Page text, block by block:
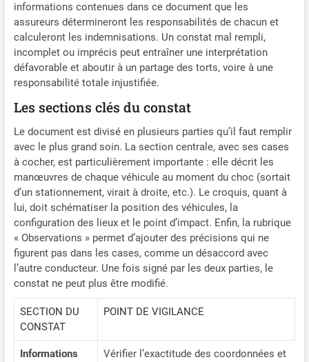
informations contenues dans ce document que les
assureurs détermineront les responsabilités de chacun et
calculeront les indemnisations. Un constat mal rempli,
incomplet ou imprécis peut entraîner une interprétation
défavorable et aboutir à un partage des torts, voire à une
responsabilité totale injustifiée.
Les sections clés du constat
Le document est divisé en plusieurs parties qu’il faut remplir
avec le plus grand soin. La section centrale, avec ses cases
à cocher, est particulièrement importante : elle décrit les
manœuvres de chaque véhicule au moment du choc (sortait
d’un stationnement, virait à droite, etc.). Le croquis, quant à
lui, doit schématiser la position des véhicules, la
configuration des lieux et le point d’impact. Enfin, la rubrique
« Observations » permet d’ajouter des précisions qui ne
figurent pas dans les cases, comme un désaccord avec
l’autre conducteur. Une fois signé par les deux parties, le
constat ne peut plus être modifié.
SECTION DU
CONSTAT
POINT DE VIGILANCE
Informations
Vérifier l’exactitude des coordonnées et